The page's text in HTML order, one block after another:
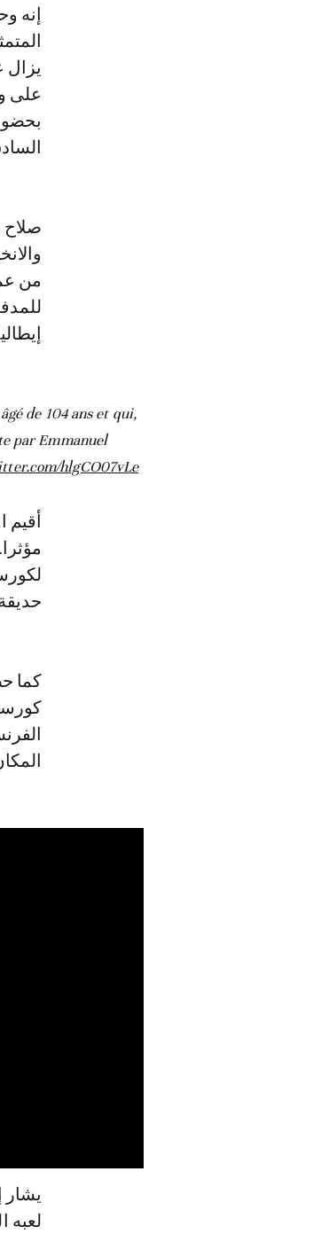
إنه وحده يلخص وقوف المغرب إلى جانب فرنسا في تلك الأوقات العصيبة
على
صلاح
إيطاليا من 2 ماي 1944، ثم
de 104 ans et qui,
par Emmanuel
hlgCO07vLe
كما
يشار
لعبه